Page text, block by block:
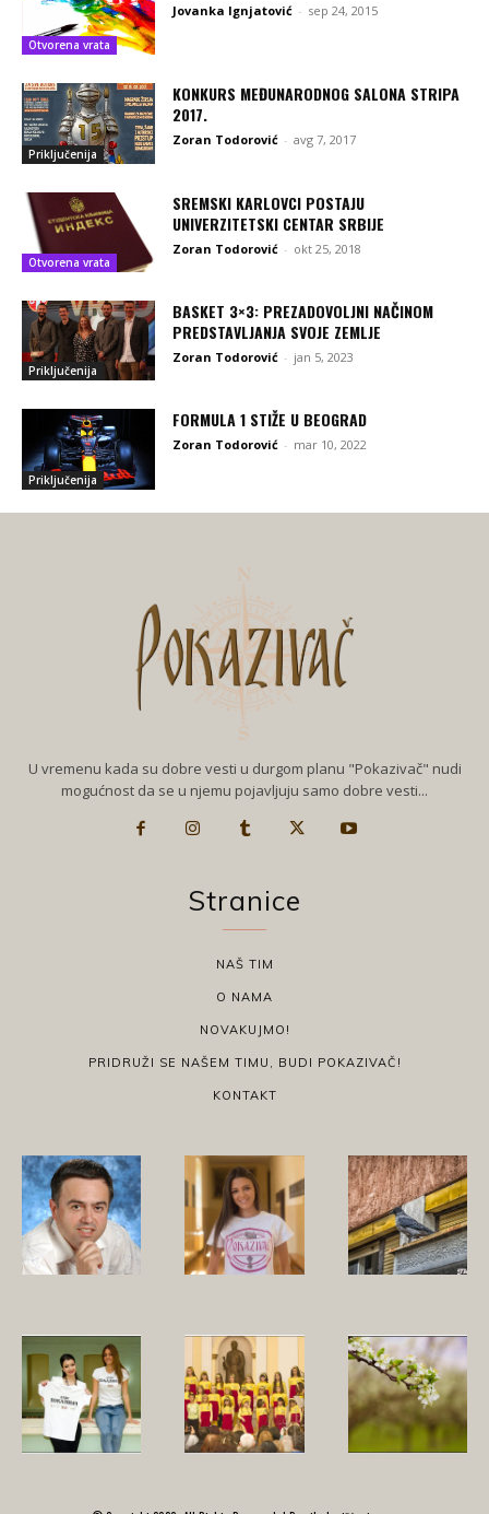
Otvorena vrata
Jovanka Ignjatović - sep 24, 2015
Priključenija
KONKURS MEĐUNARODNOG SALONA STRIPA
2017.
Zoran Todorović - avg 7, 2017
Otvorena vrata
SREMSKI KARLOVCI POSTAJU
UNIVERZITETSKI CENTAR SRBIJE
Zoran Todorović - okt 25, 2018
Priključenija
BASKET 3×3: PREZADOVOLJNI NAČINOM
PREDSTAVLJANJA SVOJE ZEMLJE
Zoran Todorović - jan 5, 2023
Priključenija
FORMULA 1 STIŽE U BEOGRAD
Zoran Todorović - mar 10, 2022
U vremenu kada su dobre vesti u durgom planu "Pokazivač" nudi
mogućnost da se u njemu pojavljuju samo dobre vesti...
Stranice
NAŠ TIM
O NAMA
NOVAKUJMO!
PRIDRUŽI SE NAŠEM TIMU, BUDI POKAZIVAČ!
KONTAKT